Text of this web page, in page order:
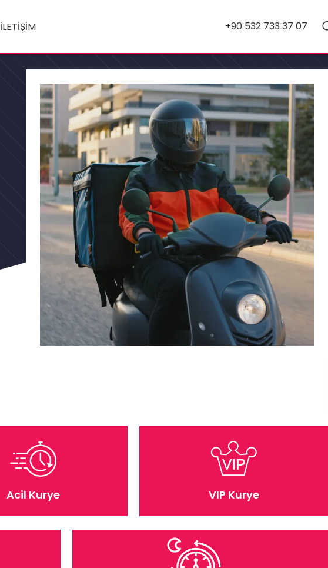
İLETIŞIM +90 532 733 37 07
Acil Kurye VIP Kurye